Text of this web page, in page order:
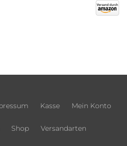
Kasse Mein Konto
Shop Versandarten